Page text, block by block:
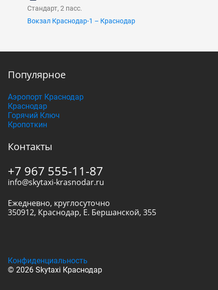
Стандарт, 2 пасс.
Вокзал Краснодар-1 – Краснодар
Популярное
Аэропорт Краснодар
Краснодар
Горячий Ключ
Кропоткин
Контакты
+7 967 555-11-87
info@skytaxi-krasnodar.ru
Ежедневно, круглосуточно
350912, Краснодар, Е. Бершанской, 355
© 2026 Skytaxi Краснодар
Конфиденциальность